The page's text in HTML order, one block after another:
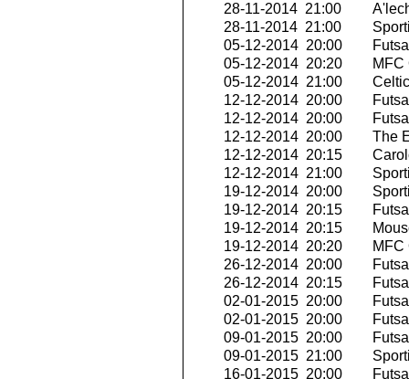
28-11-2014 21:00
28-11-2014 21:00
05-12-2014 20:00
05-12-2014 20:20
MFC
05-12-2014 21:00
12-12-2014 20:00
12-12-2014 20:00
12-12-2014 20:00
The
12-12-2014 20:15
12-12-2014 21:00
19-12-2014 20:00
19-12-2014 20:15
19-12-2014 20:15
19-12-2014 20:20
MFC
26-12-2014 20:00
26-12-2014 20:15
02-01-2015 20:00
02-01-2015 20:00
09-01-2015 20:00
09-01-2015 21:00
16-01-2015 20:00